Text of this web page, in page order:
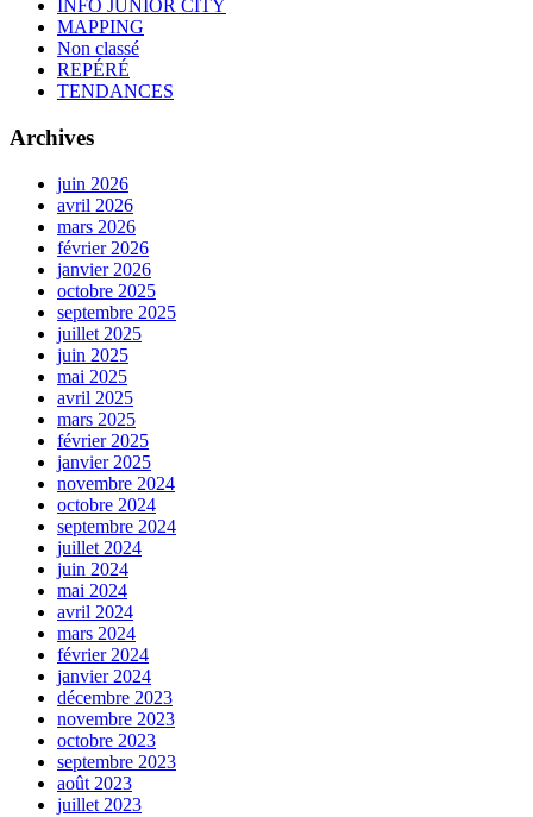
INFO JUNIOR CITY
MAPPING
Non classé
REPÉRÉ
TENDANCES
Archives
juin 2026
avril 2026
mars 2026
février 2026
janvier 2026
octobre 2025
septembre 2025
juillet 2025
juin 2025
mai 2025
avril 2025
mars 2025
février 2025
janvier 2025
novembre 2024
octobre 2024
septembre 2024
juillet 2024
juin 2024
mai 2024
avril 2024
mars 2024
février 2024
janvier 2024
décembre 2023
novembre 2023
octobre 2023
septembre 2023
août 2023
juillet 2023